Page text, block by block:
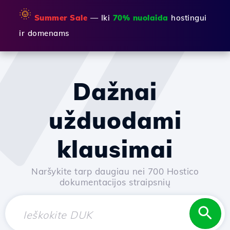
🌞 Summer Sale — Iki 70% nuolaida hostingui
ir domenams
Dažnai
užduodami
klausimai
Naršykite tarp daugiau nei 700 Hostico
dokumentacijos straipsnių